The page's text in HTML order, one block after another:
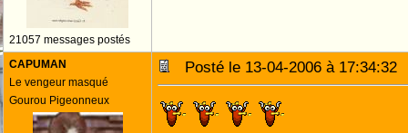
21057 messages postés
CAPUMAN
Le vengeur masqué
Gourou Pigeonneux
Posté le 13-04-2006 à